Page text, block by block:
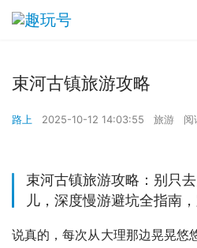
束河古镇旅游攻略
路上 2025-10-12 14:03:55 旅游 阅
束河古镇旅游攻略：别只
儿，深度慢游避坑全指南
说真的，每次从大理那边晃晃悠